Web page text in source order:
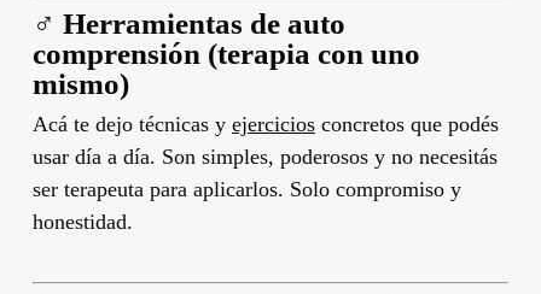
‍♂️ Herramientas de auto
comprensión (terapia con uno
mismo)
Acá te dejo técnicas y ejerciciosconcretos que podés
usar día a día. Son simples, poderosos y no necesitás
ser terapeuta para aplicarlos. Solo compromiso y
honestidad.